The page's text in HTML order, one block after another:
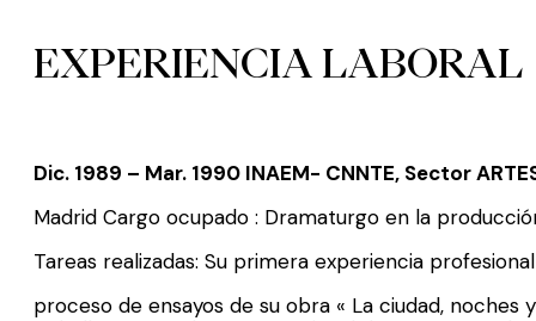
EXPERIENCIA LABORAL
Dic. 1989 – Mar. 1990 INAEM- CNNTE, Sector
Madrid Cargo ocupado : Dramaturgo en la
Tareas realizadas: Su primera experiencia
proceso de ensayos de su obra « La ciudad,